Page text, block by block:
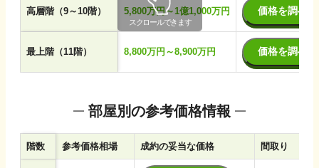
高層階（9～10階） 5,800万円～1億1,000万円 価格を調べる
最上階（11階） 8,800万円～8,900万円 価格を調べる
部屋別の参考価格情報
階数 参考価格相場 成約の妥当な価格 間取り